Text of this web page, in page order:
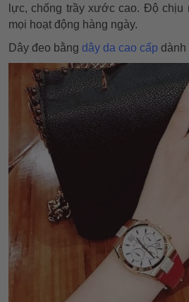
lực, chống trầy xước cao. Độ
mọi hoạt động hàng ngày.
Dây đeo bằng dây da cao cấp dành